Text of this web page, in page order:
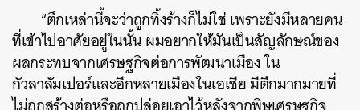
“ตึกเหล่านี้จะว่าถูกทิ้งร้างก็ไม่ใช่ เพราะยังมีหลายคน
ที่เข้าไปอาศัยอยู่ในนั้น ผมอยากให้มันเป็นสัญลักษณ์ของ
ผลกระทบจากเศรษฐกิจต่อการพัฒนาเมือง ใน
กัวลาลัมเปอร์และอีกหลายเมืองในเอเชีย มีตึกมากมายที่